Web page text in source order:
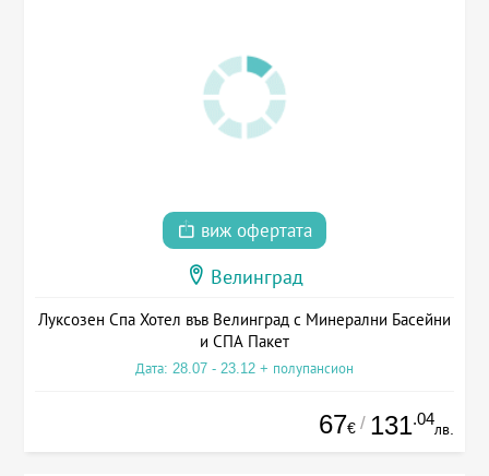
виж офертата
Велинград
Луксозен Спа Хотел във Велинград с Минерални Басейни
и СПА Пакет
Дата: 28.07 - 23.12 + полупансион
67€ / 131.04
лв.